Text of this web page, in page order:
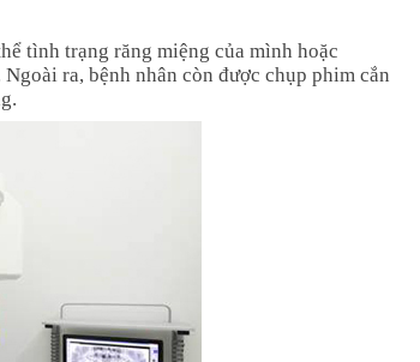
tình trạng răng miệng của mình hoặc
ra, bệnh nhân còn được chụp phim cắn